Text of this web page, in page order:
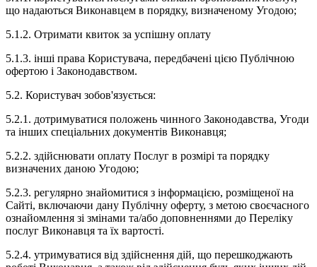
що надаються Виконавцем в порядку, визначеному Угодою;
5.1.2. Отримати квиток за успішну оплату
5.1.3. інші права Користувача, передбачені цією Публічною
офертою і Законодавством.
5.2. Користувач зобов'язується:
5.2.1. дотримуватися положень чинного Законодавства, Угоди
та інших спеціальних документів Виконавця;
5.2.2. здійснювати оплату Послуг в розмірі та порядку
визначених даною Угодою;
5.2.3. регулярно знайомитися з інформацією, розміщеної на
Сайті, включаючи дану Публічну оферту, з метою своєчасного
ознайомлення зі змінами та/або доповненнями до Переліку
послуг Виконавця та їх вартості.
5.2.4. утримуватися від здійснення дій, що перешкоджають